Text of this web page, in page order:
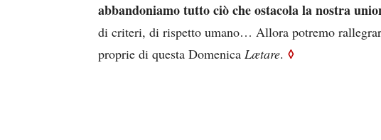
abbandoniamo tutto ciò che ostacola la nostra
di criteri, di rispetto umano… Allora potremo
proprie di questa Domenica Lætare. ◊